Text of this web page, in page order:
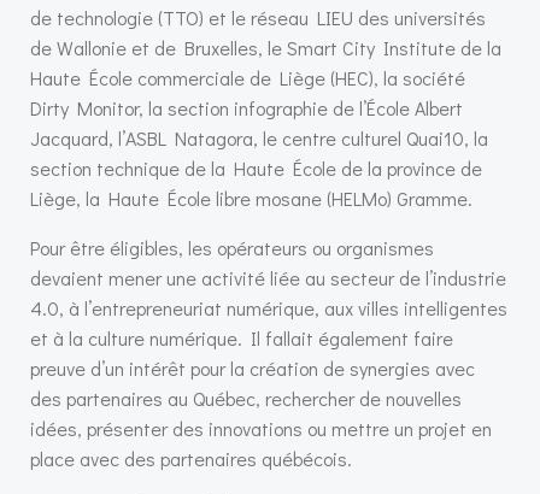
de technologie (TTO) et le réseau LIEU des universités
de Wallonie et de Bruxelles, le Smart City Institute de la
Haute École commerciale de Liège (HEC), la société
Dirty Monitor, la section infographie de l’École Albert
Jacquard, l’ASBL Natagora, le centre culturel Quai10, la
section technique de la Haute École de la province de
Liège, la Haute École libre mosane (HELMo) Gramme.
Pour être éligibles, les opérateurs ou organismes
devaient mener une activité liée au secteur de l’industrie
4.0, à l’entrepreneuriat numérique, aux villes intelligentes
et à la culture numérique. Il fallait également faire
preuve d’un intérêt pour la création de synergies avec
des partenaires au Québec, rechercher de nouvelles
idées, présenter des innovations ou mettre un projet en
place avec des partenaires québécois.